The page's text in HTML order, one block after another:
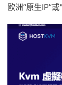
欧洲“原生IP”